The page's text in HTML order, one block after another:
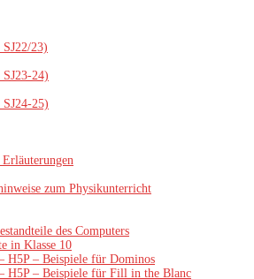
23)
24)
25)
zum Physikunterricht
des Computers
in Klasse 10
H5P – Beispiele für Dominos
H5P – Beispiele für Fill in the Blanc